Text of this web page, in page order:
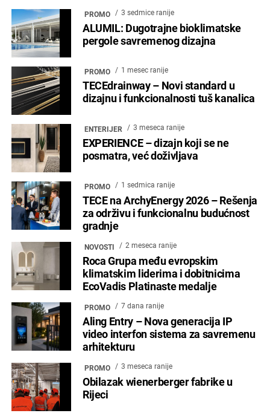
PROMO 3 sedmice ranije
ALUMIL: Dugotrajne bioklimatske
pergole savremenog dizajna
PROMO 1 mesec ranije
TECEdrainway – Novi standard u
dizajnu i funkcionalnosti tuš kanalica
ENTERIJER 3 meseca ranije
EXPERIENCE – dizajn koji se ne
posmatra, već doživljava
PROMO 1 sedmica ranije
TECE na ArchyEnergy 2026 – Rešenja
za održivu i funkcionalnu budućnost
gradnje
NOVOSTI 2 meseca ranije
Roca Grupa među evropskim
klimatskim liderima i dobitnicima
EcoVadis Platinaste medalje
PROMO 7 dana ranije
Aling Entry – Nova generacija IP
video interfon sistema za savremenu
arhitekturu
PROMO 3 meseca ranije
Obilazak wienerberger fabrike u
Rijeci